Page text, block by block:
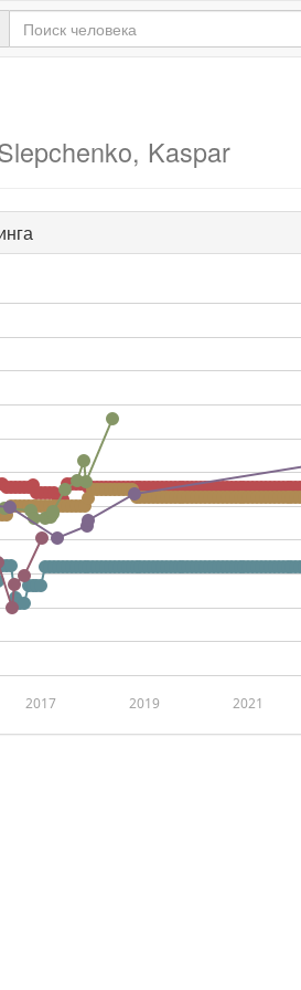
Kaspar
2017 2019 2021